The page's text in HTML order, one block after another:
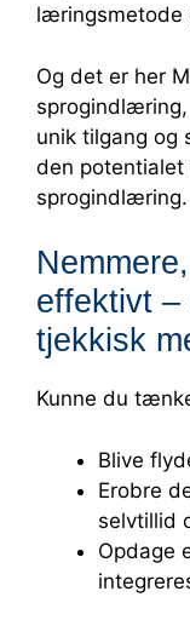
læringsmetode
Og det er her
unik tilgang
den potentialet
sprogindlæring.
effektivt
tjekkisk
Kunne du
Blive
Erobre
selvtillid
Opdage